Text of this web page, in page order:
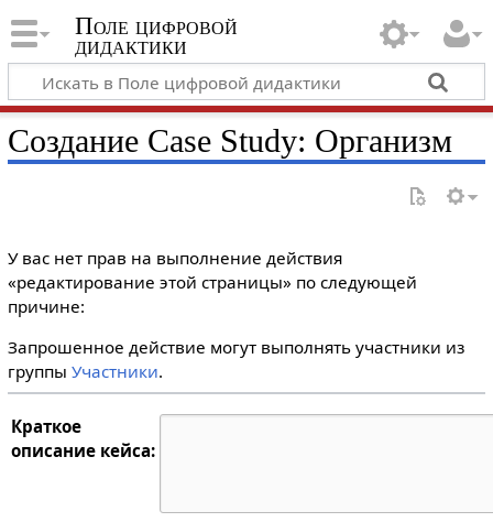
Поле цифровой
дидактики
Создание Case Study: Организм
У вас нет прав на выполнение действия
«редактирование этой страницы» по следующей
причине:
Запрошенное действие могут выполнять участники из
группы Участники.
Краткое
описание кейса: